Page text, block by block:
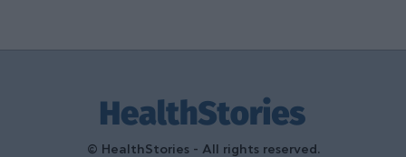
© HealthStories - All rights reserved.